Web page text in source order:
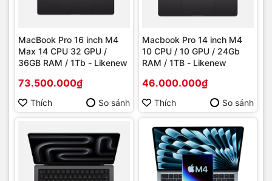
MacBook Pro 16 inch M4
Max 14 CPU 32 GPU /
36GB RAM / 1Tb - Likenew
73.500.000₫
Thích So sánh
Macbook Pro 14 inch M4
10 CPU / 10 GPU / 24Gb
RAM / 1TB - Likenew
46.000.000₫
Thích So sánh